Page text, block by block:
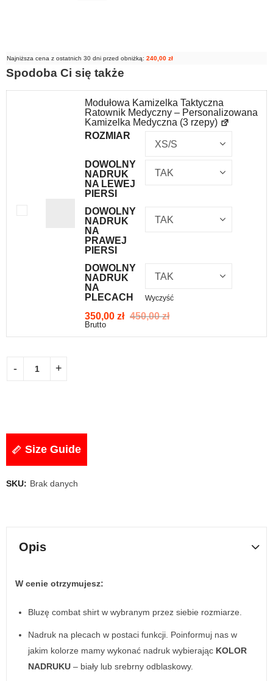
Najniższa cena z ostatnich 30 dni przed obniżką: 240,00 zł
Spodoba Ci się także
Modułowa Kamizelka Taktyczna
Ratownik Medyczny – Personalizowana
Kamizelka Medyczna (3 rzepy)
ROZMIAR
DOWOLNY
NADRUK
NA LEWEJ
PIERSI
DOWOLNY
NADRUK
NA
PRAWEJ
PIERSI
DOWOLNY
NADRUK
NA
PLECACH
Wyczyść
350,00 zł 450,00zł
Brutto
Size Guide
SKU: Brak danych
Opis
W cenie otrzymujesz:
Bluzę combat shirt w wybranym przez siebie rozmiarze.
Nadruk na plecach w postaci funkcji. Poinformuj nas w
jakim kolorze mamy wykonać nadruk wybierając KOLOR
NADRUKU – biały lub srebrny odblaskowy.